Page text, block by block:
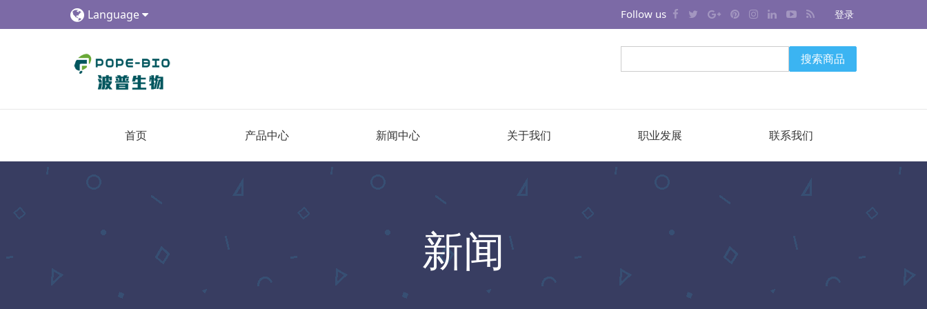
Language Follow us 登录
搜索商品
首页 产品中心 新闻中心 关于我们 职业发展 联系我们
新闻